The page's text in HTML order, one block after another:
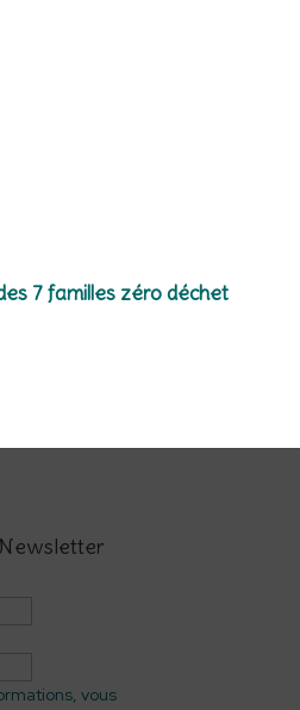
7 familles zéro déchet
vous